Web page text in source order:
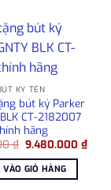
KÝ TÊN
bút ký Parker
CT-2182007
hãng
₫ Giá
là:
11.855.000 ₫.
9.480.000₫Giá
hiện
VÀO GIỎ HÀNG